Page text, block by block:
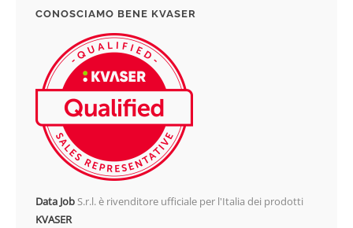
CONOSCIAMO BENE KVASER
Data JobS.r.l. è rivenditore ufficiale per l'Italia dei prodotti
KVASER